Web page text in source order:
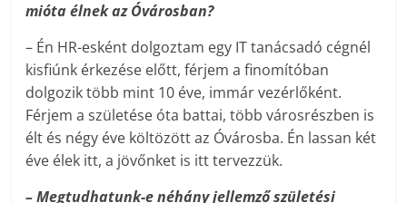
mióta élnek az Óvárosban?
– Én HR-esként dolgoztam egy IT tanácsadó cégnél
kisfiúnk érkezése előtt, férjem a finomítóban
dolgozik több mint 10 éve, immár vezérlőként.
Férjem a születése óta battai, több városrészben is
élt és négy éve költözött az Óvárosba. Én lassan két
éve élek itt, a jövőnket is itt tervezzük.
– Megtudhatunk-e néhány jellemző születési